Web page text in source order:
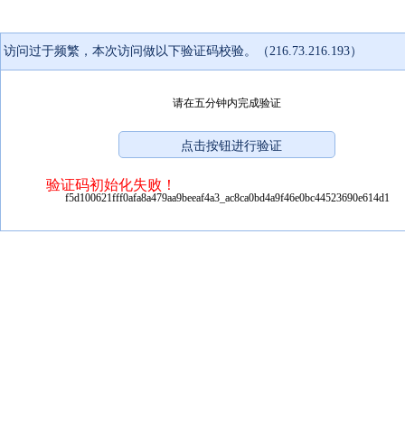
访问过于频繁，本次访问做以下验证码校验。（216.73.216.193）
请在五分钟内完成验证
验证码初始化失败！
f5d100621fff0afa8a479aa9beeaf4a3_ac8ca0bd4a9f46e0bc44523690e614d1